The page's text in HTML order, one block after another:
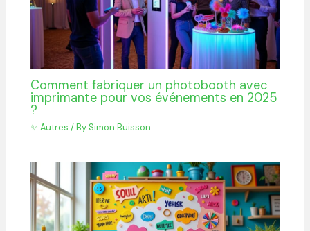
Comment fabriquer un photobooth avec
imprimante pour vos événements en 2025
?
✨ Autres / By Simon Buisson